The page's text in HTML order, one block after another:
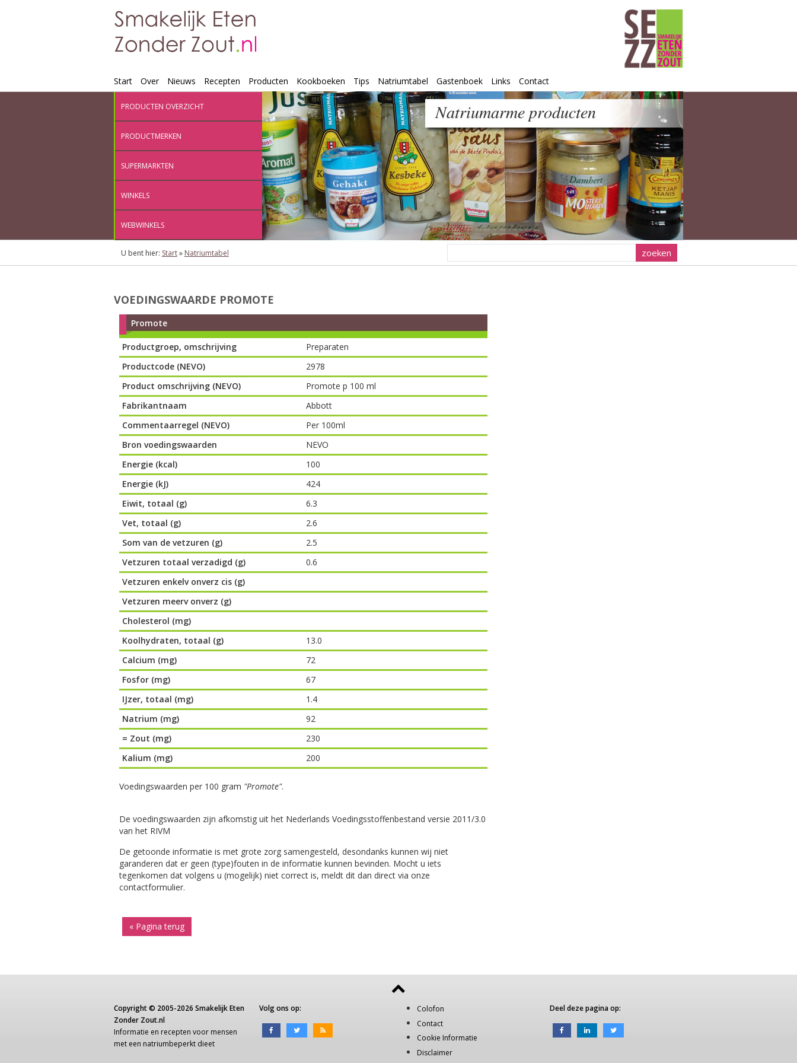
Start Over Nieuws Recepten Producten Kookboeken Tips Natriumtabel Gastenboek Links Contact
PRODUCTEN OVERZICHT
PRODUCTMERKEN
SUPERMARKTEN
WINKELS
WEBWINKELS
U bent hier: Start» Natriumtabel
VOEDINGSWAARDE PROMOTE
Promote
Productgroep, omschrijving
Preparaten
Productcode (NEVO)
2978
Product omschrijving (NEVO)
Promote p 100 ml
Fabrikantnaam
Abbott
Commentaarregel (NEVO)
Per 100ml
Bron voedingswaarden
NEVO
Energie (kcal)
100
Energie (kJ)
424
Eiwit, totaal (g)
6.3
Vet, totaal (g)
2.6
Som van de vetzuren (g)
2.5
Vetzuren totaal verzadigd (g)
0.6
Vetzuren enkelv onverz cis (g)
Vetzuren meerv onverz (g)
Cholesterol (mg)
Koolhydraten, totaal (g)
13.0
Calcium (mg)
72
Fosfor (mg)
67
IJzer, totaal (mg)
1.4
Natrium (mg)
92
= Zout (mg)
230
Kalium (mg)
200
Voedingswaarden per 100 gram "Promote".
De voedingswaarden zijn afkomstig uit het Nederlands Voedingsstoffenbestand versie 2011/3.0
van het RIVM
De getoonde informatie is met grote zorg samengesteld, desondanks kunnen wij niet
garanderen dat er geen (type)fouten in de informatie kunnen bevinden. Mocht u iets
tegenkomen dat volgens u (mogelijk) niet correct is, meldt dit dan direct via onze
contactformulier.
« Pagina terug
Copyright © 2005-2026 Smakelijk Eten
Zonder Zout.nl
Informatie en recepten voor mensen
met een natriumbeperkt dieet
Volg ons op:
Colofon
Contact
Cookie Informatie
Disclaimer
Deel deze pagina op: